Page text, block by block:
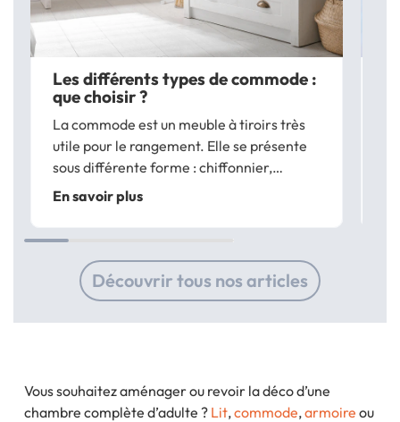
Les différents types de commode :
que choisir ?
La commode est un meuble à tiroirs très
utile pour le rangement. Elle se présente
sous différente forme : chiffonnier,
commode basse, commode double…
Les commodes ID Market sont disponibles
dans une variété de modèles, de styles et
En savoir plus
Découvrir tous nos articles
Vous souhaitez aménager ou revoir la déco d’une
chambre complète d’adulte ? Lit,commode,armoire ou